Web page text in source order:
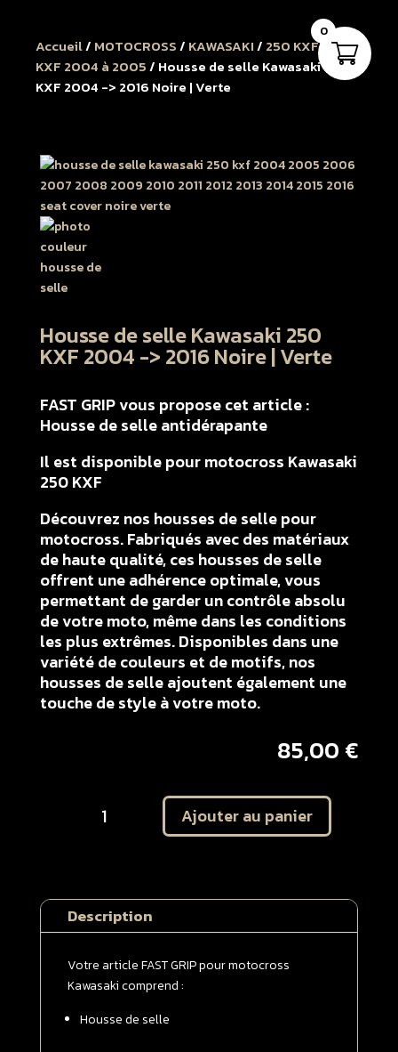
Accueil/ MOTOCROSS/ KAWASAKI/ 250 KXF/ 250
KXF 2004 à 2005/ Housse de selle Kawasaki 250
KXF 2004 -> 2016 Noire | Verte
Housse de selle Kawasaki 250
KXF 2004 -> 2016 Noire | Verte
FAST GRIP vous propose cet article :
Housse de selle antidérapante
Il est disponible pour motocross Kawasaki
250 KXF
Découvrez nos housses de selle pour
motocross. Fabriqués avec des matériaux
de haute qualité, ces housses de selle
offrent une adhérence optimale, vous
permettant de garder un contrôle absolu
de votre moto, même dans les conditions
les plus extrêmes. Disponibles dans une
variété de couleurs et de motifs, nos
housses de selle ajoutent également une
touche de style à votre moto.
85,00 €
Kawasaki
250
2004
-
2016
Ajouter au panier
Description
Votre article FAST GRIP pour motocross
Kawasaki comprend :
Housse de selle
0